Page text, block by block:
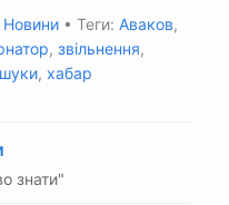
Новини • Теги: Аваков,
, звільнення,
, хабар
знати"